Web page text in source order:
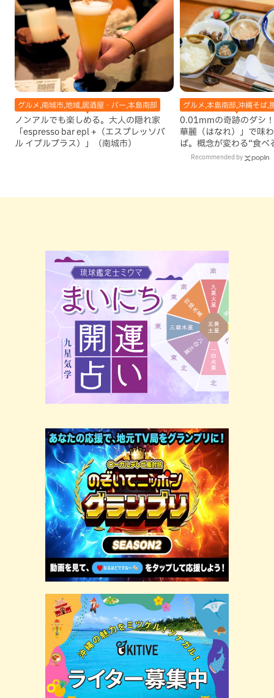
グルメ,南城市,地域,居酒屋・バー,本島南部
ノンアルでも楽しめる。大人の隠れ家
「espresso bar epl +（エスプレッソバ
ル イプルプラス）」（南城市）
グルメ,本島南部,沖縄そば,
0.01mmの奇跡のダシ
華麗（はなれ）」で味
ば。概念が変わる“食べ
ス”も絶品（那覇市）
Recommended by